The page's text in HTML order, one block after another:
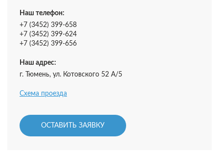
Наш телефон:
+7 (3452) 399-658
+7 (3452) 399-624
+7 (3452) 399-656
Наш адрес:
г. Тюмень, ул. Котовского 52 А/5
Схема проезда
ОСТАВИТЬ ЗАЯВКУ